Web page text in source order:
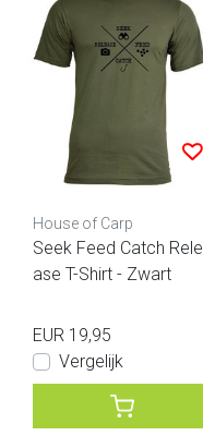
House of Carp
Seek Feed Catch Rele
ase T-Shirt - Zwart
EUR 19,95
Vergelijk